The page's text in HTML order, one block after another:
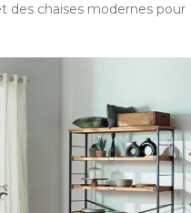
des chaises modernes pour